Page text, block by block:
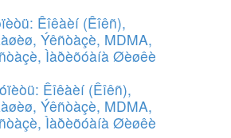
Êîêàèí (Êîêñ),
Ýêñòàçè, MDMA,
Ìàðèõóàíà Øèøêè
Êîêàèí (Êîêñ),
Ýêñòàçè, MDMA,
Ìàðèõóàíà Øèøêè